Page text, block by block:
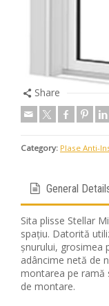
Share
Category: Plase Anti-
General
Sita plisse Stellar
spațiu. Datorită
șnurului, grosimea
adâncime netă de
montarea pe ramă
de montare.